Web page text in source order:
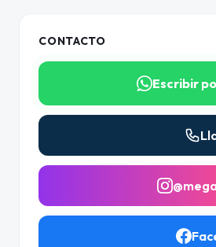
CONTACTO
Escribir